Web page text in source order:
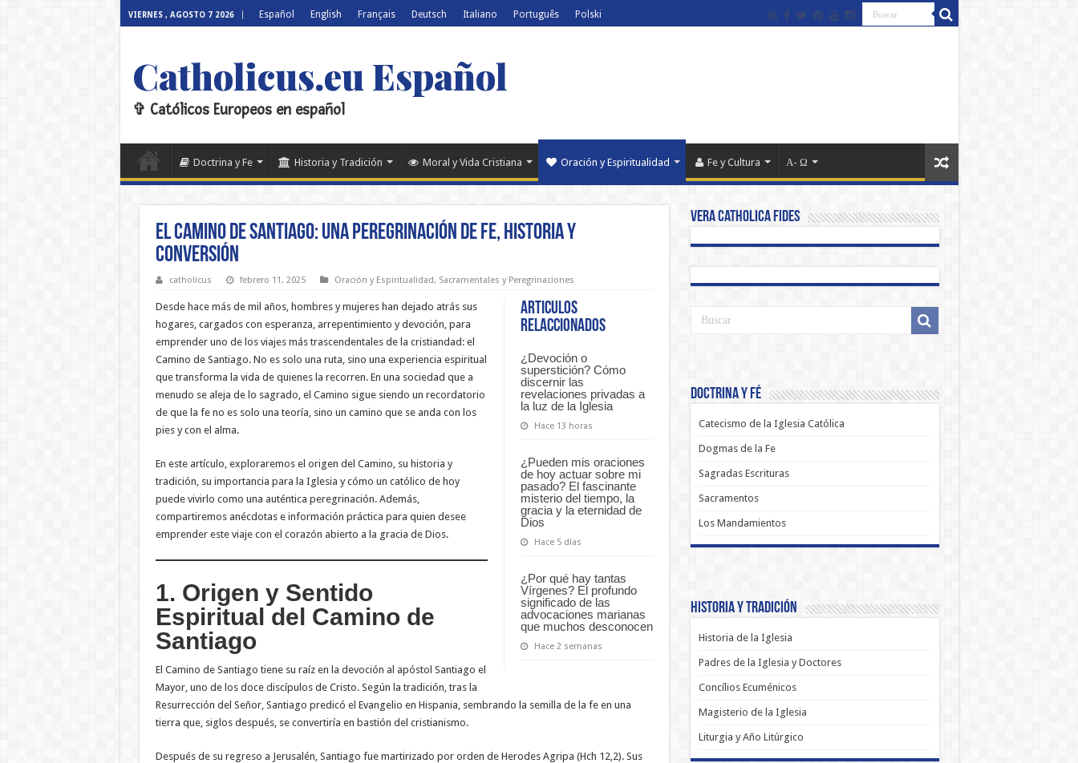
VIERNES , AGOSTO 7 2026 Español English Français Deutsch Italiano Português Polski
Catholicus.eu Español
✞ Católicos Europeos en español
Doctrina y Fe Historia y Tradición Moral y Vida Cristiana Oración y Espiritualidad Fe y Cultura Α- Ω
El Camino de Santiago: Una Peregrinación de Fe, Historia y
Conversión
catholicus febrero 11, 2025 Oración y Espiritualidad, Sacramentales y Peregrinaciones
Articulos
relaccionados
¿Devoción o
superstición? Cómo
discernir las
revelaciones privadas a
la luz de la Iglesia
Hace 13 horas
¿Pueden mis oraciones
de hoy actuar sobre mi
pasado? El fascinante
misterio del tiempo, la
gracia y la eternidad de
Dios
Hace 5 días
¿Por qué hay tantas
Vírgenes? El profundo
significado de las
advocaciones marianas
que muchos desconocen
Hace 2 semanas
Desde hace más de mil años, hombres y mujeres han dejado atrás sus
hogares, cargados con esperanza, arrepentimiento y devoción, para
emprender uno de los viajes más trascendentales de la cristiandad: el
Camino de Santiago. No es solo una ruta, sino una experiencia espiritual
que transforma la vida de quienes la recorren. En una sociedad que a
menudo se aleja de lo sagrado, el Camino sigue siendo un recordatorio
de que la fe no es solo una teoría, sino un camino que se anda con los
pies y con el alma.
En este artículo, exploraremos el origen del Camino, su historia y
tradición, su importancia para la Iglesia y cómo un católico de hoy
puede vivirlo como una auténtica peregrinación. Además,
compartiremos anécdotas e información práctica para quien desee
emprender este viaje con el corazón abierto a la gracia de Dios.
1. Origen y Sentido
Espiritual del Camino de
Santiago
El Camino de Santiago tiene su raíz en la devoción al apóstol Santiago el
Mayor, uno de los doce discípulos de Cristo. Según la tradición, tras la
Resurrección del Señor, Santiago predicó el Evangelio en Hispania, sembrando la semilla de la fe en una
tierra que, siglos después, se convertiría en bastión del cristianismo.
Después de su regreso a Jerusalén, Santiago fue martirizado por orden de Herodes Agripa (Hch 12,2). Sus
Vera Catholica Fides
Doctrina y Fé
Catecismo de la Iglesia Católica
Dogmas de la Fe
Sagradas Escrituras
Sacramentos
Los Mandamientos
Historia y Tradición
Historia de la Iglesia
Padres de la Iglesia y Doctores
Concílios Ecuménicos
Magisterio de la Iglesia
Liturgia y Año Litúrgico